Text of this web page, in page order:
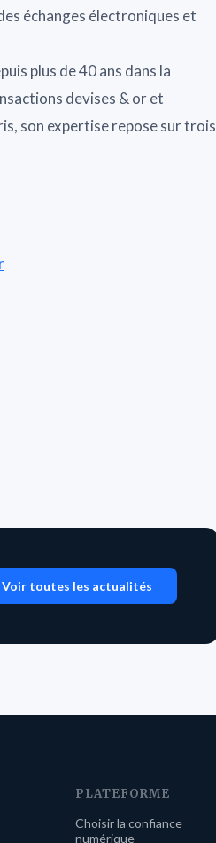
échanges électroniques et
plus de 40 ans dans la
devises & or et
son expertise repose sur trois
Voir toutes les actualités
PLATEFORME
Choisir la confiance
numérique